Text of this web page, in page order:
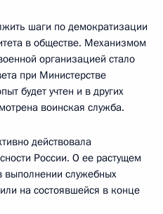
шаги по демократизации
в обществе. Механизмом
организацией стало
при Министерстве
будет учтен и в других
воинская служба.
действовала
России. О ее растущем
выполнении служебных
на состоявшейся в конце